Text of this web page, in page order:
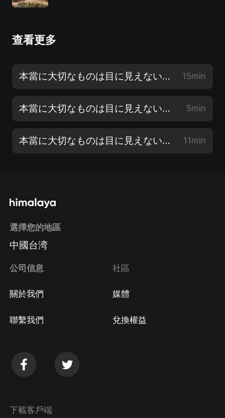
查看更多
本當に大切なものは目に見えない｜後編｜ 〜心の余裕のつくりかた〜 15min
本當に大切なものは目に見えない｜中編｜ 〜便利さのワナ〜 5min
本當に大切なものは目に見えない｜前編｜ 〜些細なことに著目する〜 11min
選擇您的地區
中國台湾
公司信息
關於我們
聯繫我們
社區
媒體
兌換權益
下載客戶端